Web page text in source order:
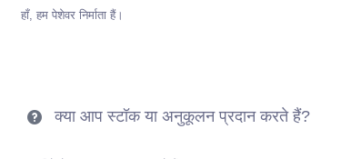
हाँ, हम पेशेवर निर्माता हैं।
क्या आप स्टॉक या अनुकूलन प्रदान करते हैं?